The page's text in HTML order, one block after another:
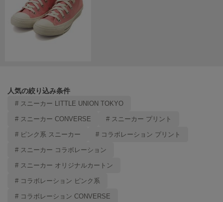
MICHU COQUETTE
ミチュ コケット
MIESROHE
ミースロエ
Mila Owen
MOIGE
MUCHA
ミュシャ
NEW Balance
ニューバランス
人気の絞り込み条件
# スニーカー LITTLE UNION TOKYO
# スニーカー CONVERSE # スニーカー プリント
# ピンク系 スニーカー # コラボレーション プリント
# スニーカー コラボレーション
# スニーカー オリジナルカートン
# コラボレーション ピンク系
# コラボレーション CONVERSE